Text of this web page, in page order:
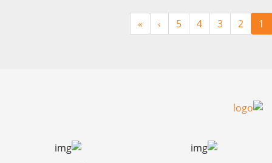
1
2
3
4
5
›
»